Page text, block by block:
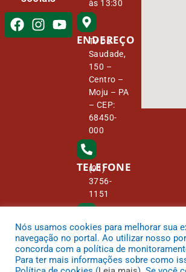
às 13:30
ENDEREÇO
Tv Da
Saudade,
150 –
Centro –
Moju – PA
– CEP:
68450-
000
TELEFONE
(91)
3756-
1151
E-MAIL
camara@
cmmoju.p
a.gov.br
Nós usamos cookies para melhorar sua
navegação no portal. Ao utilizar nosso
concorda com a política de
Para ter mais informações sobre como